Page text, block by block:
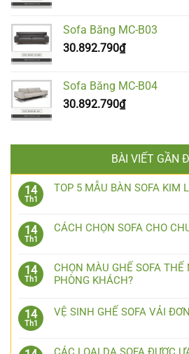
Sofa Băng MC-B03
30.892.790₫
Sofa Băng MC-B04
30.892.790₫
BÀI VIẾT GẦN
14
Th1
TOP 5 MẪU BÀN SOFA KIM
14
Th1
CÁCH CHỌN SOFA CHO
14
Th1
CHỌN MÀU GHẾ SOFA THẾ
PHÒNG KHÁCH?
14
Th1
VỆ SINH GHẾ SOFA VẢI